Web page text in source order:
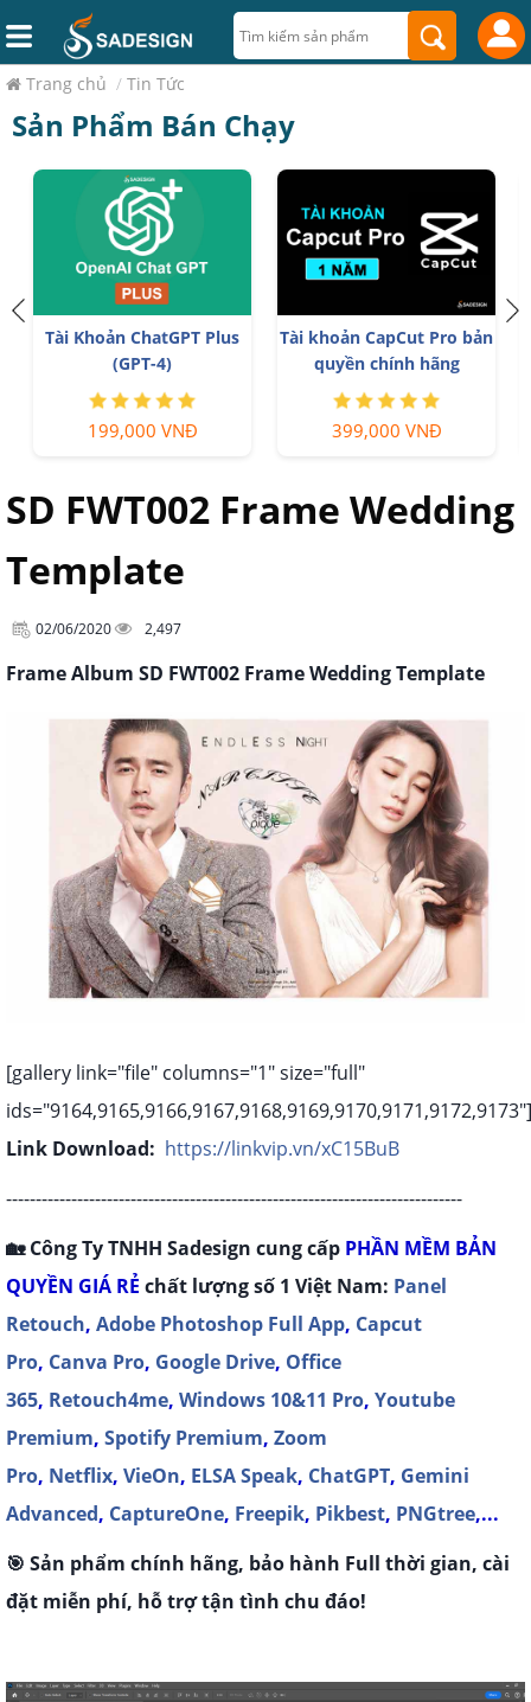
Trang chủ / Tin Tức
Sản Phẩm Bán Chạy
Nâng cấp tài khoản
Gemini Advanced
99,000 VNĐ
Nâng cấp Duolingo Super
299,000 VNĐ
SD FWT002 Frame Wedding
Template
02/06/2020 2,497
Frame Album SD FWT002 Frame Wedding Template
[gallery link="file" columns="1" size="full"
ids="9164,9165,9166,9167,9168,9169,9170,9171,9172,9173"]
Link Download: https://linkvip.vn/xC15BuB
-----------------------------------------------------------------------------
🏡 Công Ty TNHH Sadesign cung cấp PHẦN MỀM BẢN
QUYỀN GIÁ RẺ chất lượng số 1 Việt Nam: Panel
Retouch, Adobe Photoshop Full App, Capcut
Pro, Canva Pro, Google Drive, Office
365, Retouch4me, Windows 10&11 Pro, Youtube
Premium, Spotify Premium, Zoom
Pro, Netflix, VieOn, ELSA Speak, ChatGPT, Gemini
Advanced, CaptureOne, Freepik, Pikbest, PNGtree,...
🎯 Sản phẩm chính hãng, bảo hành Full thời gian, cài
đặt miễn phí, hỗ trợ tận tình chu đáo!